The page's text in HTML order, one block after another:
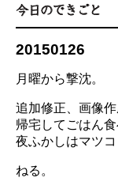
20150126
月曜から撃沈。
追加修正、画像作
帰宅してごはん
夜ふかしはマツ
ねる。